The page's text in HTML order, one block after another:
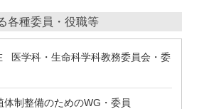
各種委員・役職等
医学科・生命科学科教務委員会・委
制整備のためのWG・委員